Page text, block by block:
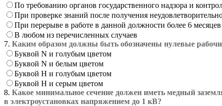
По требованию органов государственного надзора и
При проверке знаний после получения
При перерыве в работе в данной должности более 6 месяцев
В любом из перечисленных случаев
7. Каким образом должны быть обозначены нулевые
Буквой N и голубым цветом
Буквой N и белым цветом
Буквой Н и голубым цветом
Буквой Н и серым цветом
8. Какое минимальное сечение должен иметь медный
в электроустановках напряжением до 1 кВ?